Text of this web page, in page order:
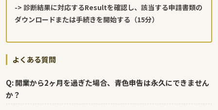
-> 診断結果に対応するResultを確認し、該当する申請書類の
ダウンロードまたは手続きを開始する（15分）
よくある質問
Q: 開業から2ヶ月を過ぎた場合、青色申告は永久にできません
か？